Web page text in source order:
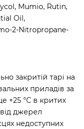
Mumio, Rutin,
Oil,
2-Nitropropane-
закритій тарі на
приладів за
+25 °C в критих
джерел
недоступних